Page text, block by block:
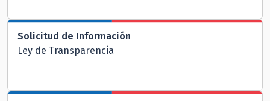
Solicitud de Información
Ley de Transparencia